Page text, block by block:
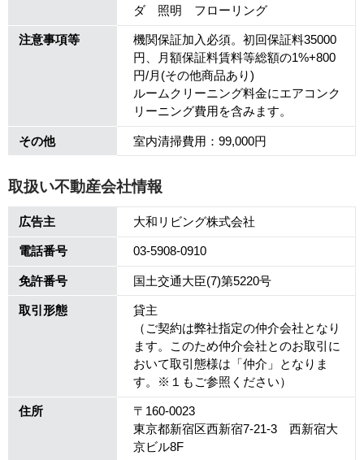
ダ 照明 フローリング
注意事項等
機関保証加入必須。初回保証料35000
円、月額保証料賃料等総額の1%+800
円/月(その他商品あり)
ルームクリーニング料金にエアコンク
リーニング費用を含みます。
その他 室内清掃費用：99,000円
取扱い不動産会社情報
広告主 大和リビング株式会社
電話番号 03-5908-0910
免許番号 国土交通大臣(7)第5220号
取引形態
貸主
（ご契約は弊社指定の仲介会社となり
ます。このため仲介会社とのお取引に
おいて取引態様は「仲介」となりま
す。※１もご参照ください）
住所
〒160-0023
東京都新宿区西新宿7-21-3 西新宿大
京ビル8F